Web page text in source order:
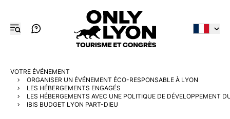
VOTRE ÉVÉNEMENT
ORGANISER UN ÉVÉNEMENT ÉCO-RESPONSABLE À LYON
LES HÉBERGEMENTS ENGAGÉS
LES HÉBERGEMENTS AVEC UNE POLITIQUE DE DÉVELOPPEMENT
IBIS BUDGET LYON PART-DIEU